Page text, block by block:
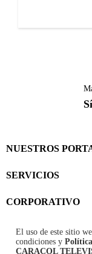
NUESTROS
SERVICIOS
CORPORATIVO
El uso de este sitio
condiciones y
CARACOL